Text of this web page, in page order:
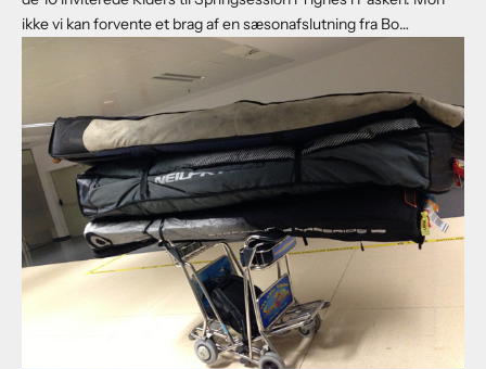
ikke vi kan forvente et brag af en sæsonafslutning fra Bo…